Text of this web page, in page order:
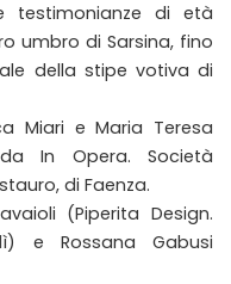
testimonianze di età
umbro di Sarsina, fino
della stipe votiva di
Miari e Maria Teresa
In Opera. Società
di Faenza.
(Piperita Design.
e Rossana Gabusi